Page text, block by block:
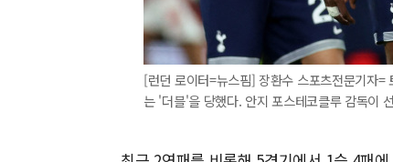
[런던 로이터=뉴스핌] 장환수 스포츠전문기자
는 '더블'을 당했다. 안지 포스테코클루 감독